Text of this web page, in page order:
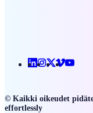
Linkedin
Instagram
X VimeoYoutube
© Kaikki oikeudet
effortlessly